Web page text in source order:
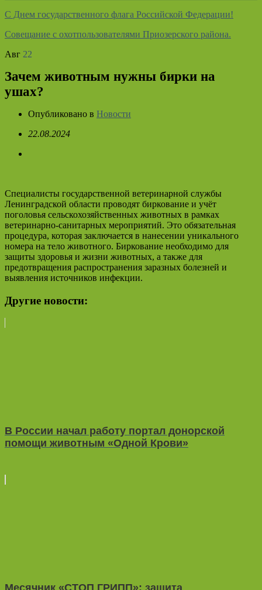
С Днем государственного флага Российской Федерации!
Совещание с охотпользователями Приозерского района.
Авг 22
Зачем животным нужны бирки на
ушах?
Опубликовано в Новости
22.08.2024
Специалисты государственной ветеринарной службы
Ленинградской области проводят биркование и учёт
поголовья сельскохозяйственных животных в рамках
ветеринарно-санитарных мероприятий. Это обязательная
процедура, которая заключается в нанесении уникального
номера на тело животного. Биркование необходимо для
защиты здоровья и жизни животных, а также для
предотвращения распространения заразных болезней и
выявления источников инфекции.
Другие новости:
В России начал работу портал донорской
помощи животным «Одной Крови»